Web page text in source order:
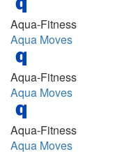
Zug
08:15 - 08:55
08:15 - 10:00
08:45 - 09:25
09.00 - 09.30
Aqua-Fitness
Aqua Moves
Aqua-Fitness
Aqua Moves
Aqua-Fitness
Aqua Moves